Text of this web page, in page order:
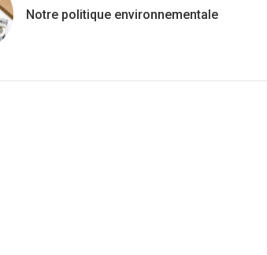
Notre politique environnementale